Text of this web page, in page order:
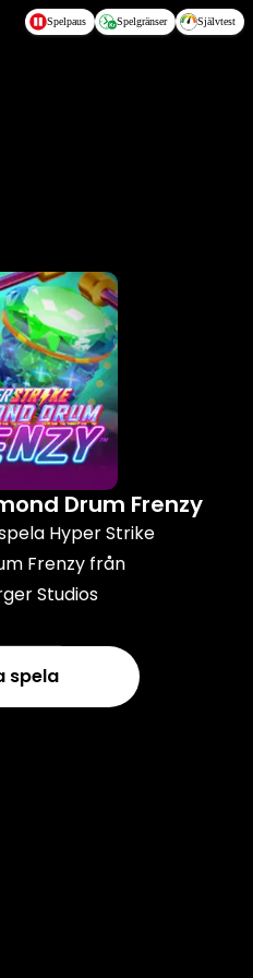
Spelpaus Spelgränser Självtest
Drum Frenzy
Hyper Strike
Frenzy från
Studios
spela